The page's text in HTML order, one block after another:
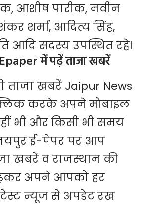
आशीष पारीक, नवीन
शर्मा, आदित्य सिंह,
आदि सदस्य उपस्थित रहे।
में पढ़ें ताजा खबरें
ताजा खबरें Jaipur News
करके अपने मोबाइल
भी और किसी भी समय
ई-पेपर पर आप
खबरें व राजस्थान की
अपने आपको हर
न्यूज से अपडेट रख